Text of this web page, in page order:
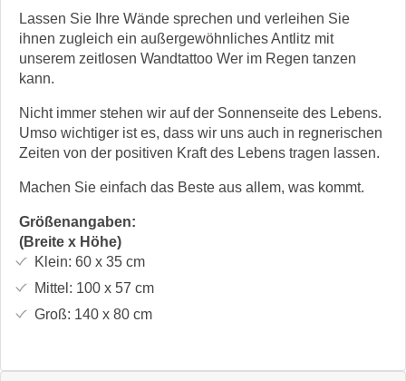
Lassen Sie Ihre Wände sprechen und verleihen Sie
ihnen zugleich ein außergewöhnliches Antlitz mit
unserem zeitlosen Wandtattoo Wer im Regen tanzen
kann.
Nicht immer stehen wir auf der Sonnenseite des Lebens.
Umso wichtiger ist es, dass wir uns auch in regnerischen
Zeiten von der positiven Kraft des Lebens tragen lassen.
Machen Sie einfach das Beste aus allem, was kommt.
Größenangaben:
(Breite x Höhe)
Klein: 60 x 35cm
Mittel: 100 x 57 cm
Groß: 140 x 80cm